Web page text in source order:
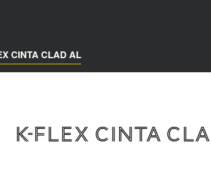
CINTA CLAD AL
K-FLEX CINTA